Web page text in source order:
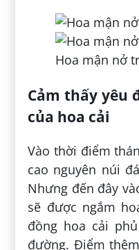
Hoa mận nở
Cảm thấy yêu
của hoa cải
Vào thời điểm
cao nguyên núi
Nhưng đến đây
sẽ được ngắm
đồng hoa cải
đường. Điểm